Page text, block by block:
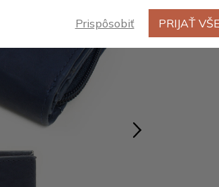
Prispôsobiť PRIJAŤ